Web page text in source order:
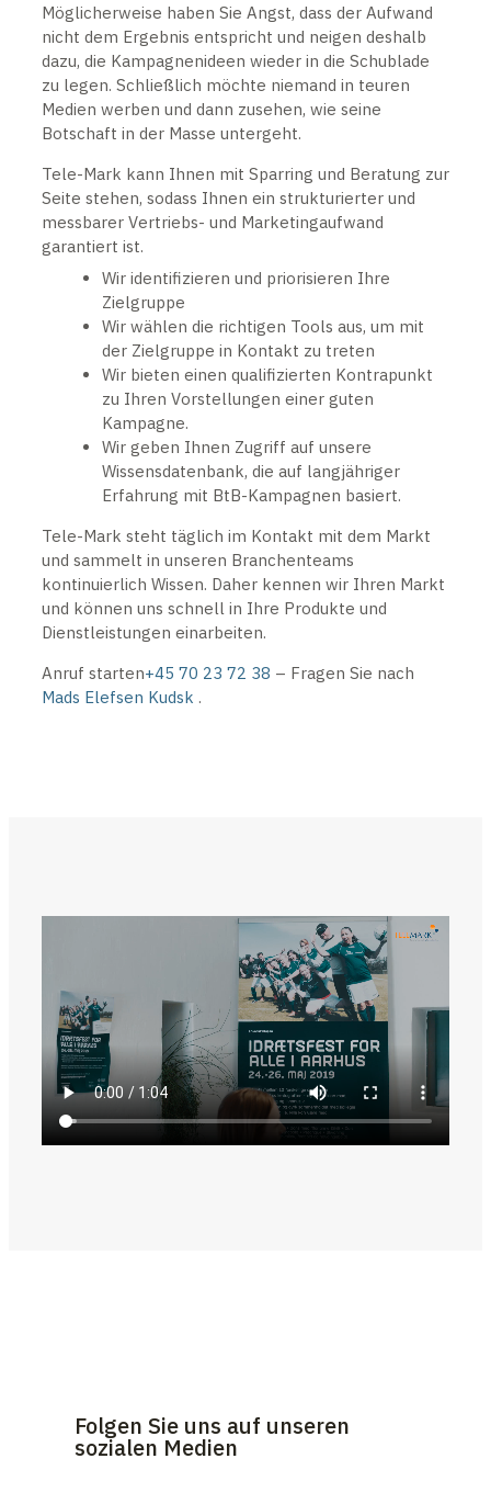
Möglicherweise haben Sie Angst, dass der Aufwand
nicht dem Ergebnis entspricht und neigen deshalb
dazu, die Kampagnenideen wieder in die Schublade
zu legen. Schließlich möchte niemand in teuren
Medien werben und dann zusehen, wie seine
Botschaft in der Masse untergeht.
Tele-Mark kann Ihnen mit Sparring und Beratung zur
Seite stehen, sodass Ihnen ein strukturierter und
messbarer Vertriebs- und Marketingaufwand
garantiert ist.
Wir identifizieren und priorisieren Ihre
Zielgruppe
Wir wählen die richtigen Tools aus, um mit
der Zielgruppe in Kontakt zu treten
Wir bieten einen qualifizierten Kontrapunkt
zu Ihren Vorstellungen einer guten
Kampagne.
Wir geben Ihnen Zugriff auf unsere
Wissensdatenbank, die auf langjähriger
Erfahrung mit BtB-Kampagnen basiert.
Tele-Mark steht täglich im Kontakt mit dem Markt
und sammelt in unseren Branchenteams
kontinuierlich Wissen. Daher kennen wir Ihren Markt
und können uns schnell in Ihre Produkte und
Dienstleistungen einarbeiten.
Anruf starten+45 70 23 72 38 – Fragen Sie nach
Mads Elefsen Kudsk .
Folgen Sie uns auf unseren
sozialen Medien